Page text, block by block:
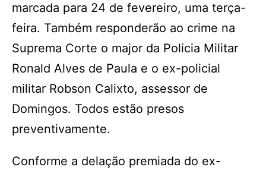
marcada para 24 de fevereiro, uma terça-
feira. Também responderão ao crime na
Suprema Corte o major da Policia Militar
Ronald Alves de Paula e o ex-policial
militar Robson Calixto, assessor de
Domingos. Todos estão presos
preventivamente.
Conforme a delação premiada do ex-